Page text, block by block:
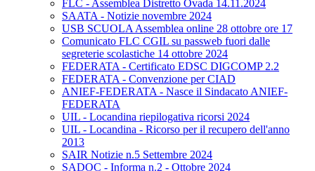
FLC - Assemblea Distretto Ovada 14.11.2024
SAATA - Notizie novembre 2024
USB SCUOLA Assemblea online 28 ottobre ore 17
Comunicato FLC CGIL su passweb fuori dalle
segreterie scolastiche 14 ottobre 2024
FEDERATA - Certificato EDSC DIGCOMP 2.2
FEDERATA - Convenzione per CIAD
ANIEF-FEDERATA - Nasce il Sindacato ANIEF-
FEDERATA
UIL - Locandina riepilogativa ricorsi 2024
UIL - Locandina - Ricorso per il recupero dell'anno
2013
SAIR Notizie n.5 Settembre 2024
SADOC - Informa n.2 - Ottobre 2024